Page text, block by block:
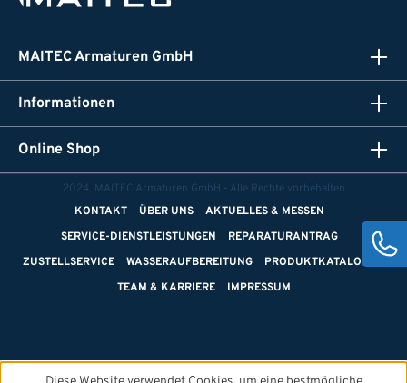
MAITEC Armaturen GmbH
Informationen
Online Shop
2024, MAITEC Armaturen GmbH - Alle Rechte vorbehalten
KONTAKT
ÜBER UNS
AKTUELLES & MESSEN
SERVICE-DIENSTLEISTUNGEN
REPARATURANTRAG
ZUSTELLSERVICE
WASSERAUFBEREITUNG
PRODUKTKATALOGE
TEAM & KARRIERE
IMPRESSUM